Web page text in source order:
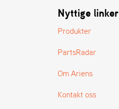
Nyttige linker
Produkter
PartsRadar
Om Ariens
Kontakt oss